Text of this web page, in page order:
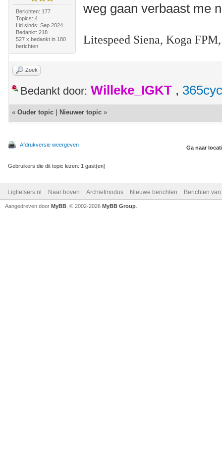
Berichten: 177
Topics: 4
Lid sinds: Sep 2024
Bedankt: 218
527 x bedankt in 180
berichten
weg gaan verbaast me
Litespeed Siena, Koga
Zoek
Bedankt door: Willeke_IGKT ,
« Ouder topic Nieuwer topic »
Afdrukversie weergeven Ga naar
Gebruikers die dit topic lezen: 1 gast(en)
Ligfietsers.nl Naar boven Archiefmodus Nieuwe berichten Berichten
Aangedreven door MyBB , © 2002-2026 MyBB Group